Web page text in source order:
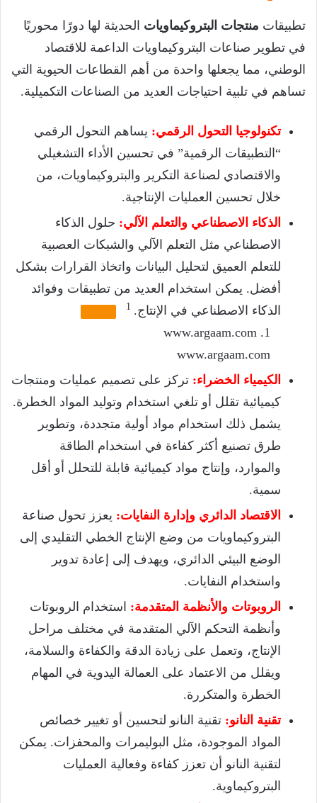
تطبيقات منتجات البتروكيماويات الحديثة لها دورًا محوريًا
في تطوير صناعات البتروكيماويات الداعمة للاقتصاد
الوطني، مما يجعلها واحدة من أهم القطاعات الحيوية التي
تساهم في تلبية احتياجات العديد من الصناعات التكميلية.
تكنولوجيا التحول الرقمي: يساهم التحول الرقمي
“التطبيقات الرقمية” في تحسين الأداء التشغيلي
والاقتصادي لصناعة التكرير والبتروكيماويات، من
خلال تحسين العمليات الإنتاجية.
الذكاء الاصطناعي والتعلم الآلي: حلول الذكاء
الاصطناعي مثل التعلم الآلي والشبكات العصبية
للتعلم العميق لتحليل البيانات واتخاذ القرارات بشكل
أفضل. يمكن استخدام العديد من تطبيقات وفوائد
الذكاء الاصطناعي في الإنتاج.
‫1.
www.argaam.com
الكيمياء الخضراء: تركز على تصميم عمليات ومنتجات
كيميائية تقلل أو تلغي استخدام وتوليد المواد الخطرة.
يشمل ذلك استخدام مواد أولية متجددة، وتطوير
طرق تصنيع أكثر كفاءة في استخدام الطاقة
والموارد، وإنتاج مواد كيميائية قابلة للتحلل أو أقل
سمية.
الاقتصاد الدائري وإدارة النفايات: يعزز تحول صناعة
البتروكيماويات من وضع الإنتاج الخطي التقليدي إلى
الوضع البيئي الدائري، ويهدف إلى إعادة تدوير
واستخدام النفايات.
الروبوتات والأنظمة المتقدمة: استخدام الروبوتات
وأنظمة التحكم الآلي المتقدمة في مختلف مراحل
الإنتاج، وتعمل على زيادة الدقة والكفاءة والسلامة،
ويقلل من الاعتماد على العمالة اليدوية في المهام
الخطرة والمتكررة.
تقنية النانو: تقنية النانو لتحسين أو تغيير خصائص
المواد الموجودة، مثل البوليمرات والمحفزات. يمكن
لتقنية النانو أن تعزز كفاءة وفعالية العمليات
البتروكيماوية.